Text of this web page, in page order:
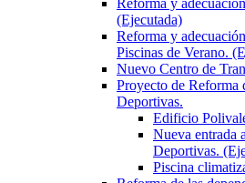
(Ejecutada)
Reforma y
Piscinas de Verano.
Nuevo Centro de
Proyecto de Reforma
Deportivas.
Edificio
Nueva entrada
Deportivas.
Piscina